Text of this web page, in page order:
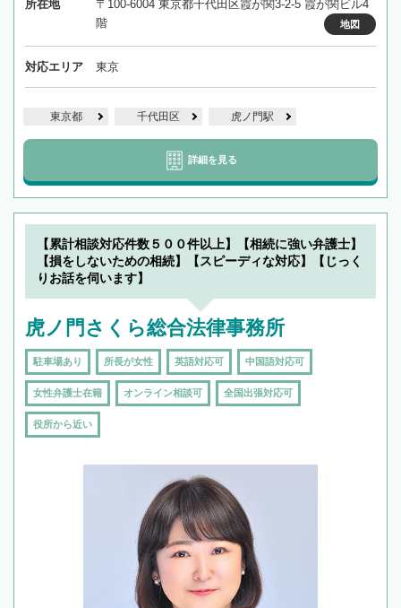
所在地
〒100-6004 東京都千代田区霞が関3-2-5 霞が関ビル4
階
地図
対応エリア 東京
東京都 千代田区 虎ノ門駅
詳細を見る
【累計相談対応件数５００件以上】【相続に強い弁護士】
【損をしないための相続】【スピーディな対応】【じっく
りお話を伺います】
虎ノ門さくら総合法律事務所
駐車場あり 所長が女性 英語対応可 中国語対応可
女性弁護士在籍 オンライン相談可 全国出張対応可
役所から近い